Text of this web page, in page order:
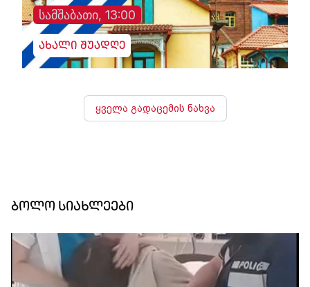
სამშაბათი, 13:00
ახალი შუადღე
ყველა გადაცემის ნახვა
ბოლო სიახლეები